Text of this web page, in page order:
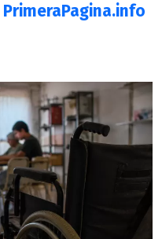
PrimeraPagina.info